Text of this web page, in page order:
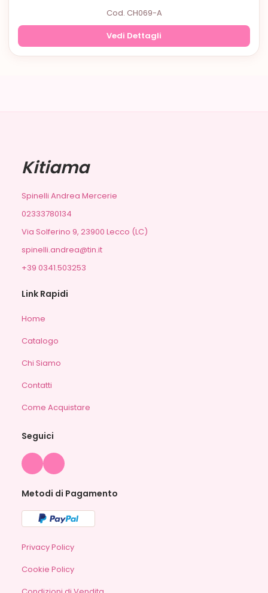
Cod. CH069-A
Vedi Dettagli
Kitiama
Spinelli Andrea Mercerie
02333780134
Via Solferino 9, 23900 Lecco (LC)
spinelli.andrea@tin.it
+39 0341.503253
Link Rapidi
Home
Catalogo
Chi Siamo
Contatti
Come Acquistare
Seguici
Metodi di Pagamento
Privacy Policy
Cookie Policy